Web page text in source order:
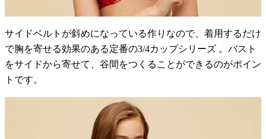
サイドベルトが斜めになっている作りなので、着用するだけ
で胸を寄せる効果のある定番の3/4カップシリーズ 。バスト
をサイドから寄せて、谷間をつくることができるのがポイン
トです。